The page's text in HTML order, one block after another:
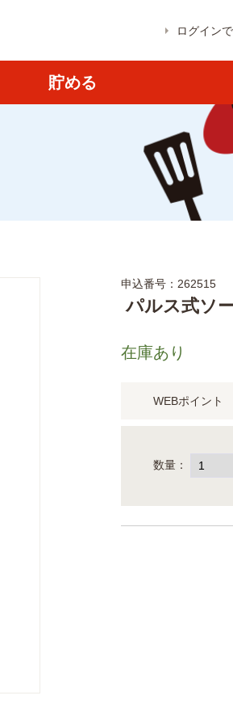
ログイン
貯める
申込番号：262515
パルス式ソ
在庫あり
WEBポイント
数量：